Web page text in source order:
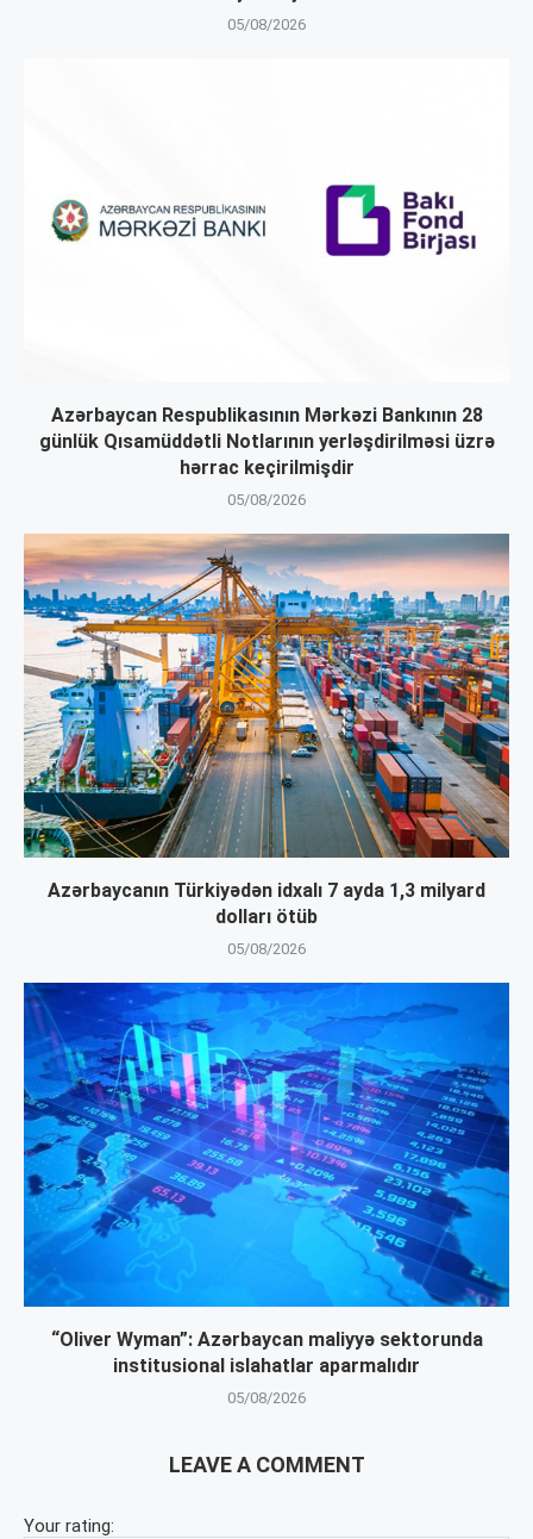
05/08/2026
Azərbaycan Respublikasının Mərkəzi Bankının 28
günlük Qısamüddətli Notlarının yerləşdirilməsi üzrə
hərrac keçirilmişdir
05/08/2026
Azərbaycanın Türkiyədən idxalı 7 ayda 1,3 milyard
dolları ötüb
05/08/2026
“Oliver Wyman”: Azərbaycan maliyyə sektorunda
institusional islahatlar aparmalıdır
05/08/2026
LEAVE A COMMENT
Your rating: